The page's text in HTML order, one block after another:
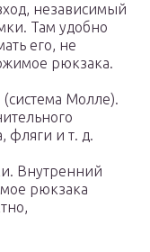
независимый
Там удобно
его, не
рюкзака.
Молле).
фляги и т. д.
Внутренний
рюкзака